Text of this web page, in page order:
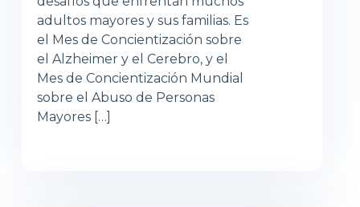
adultos mayores y sus familias. Es
el Mes de Concientización sobre
el Alzheimer y el Cerebro, y el
Mes de Concientización Mundial
sobre el Abuso de Personas
Mayores […]